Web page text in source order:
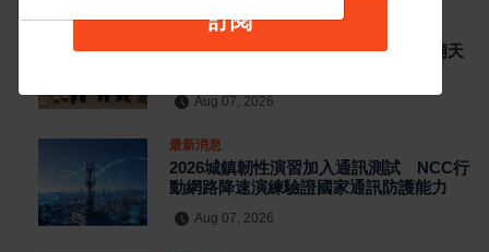
最新消息
日本熊本強震賑災再獲支持 台灣首廟天
Aug 07, 2026
最新消息
2026城鎮韌性演習加入通訊測試 NCC行
動網路降速演練驗證國家通訊防護能力
Aug 07, 2026
訂閱